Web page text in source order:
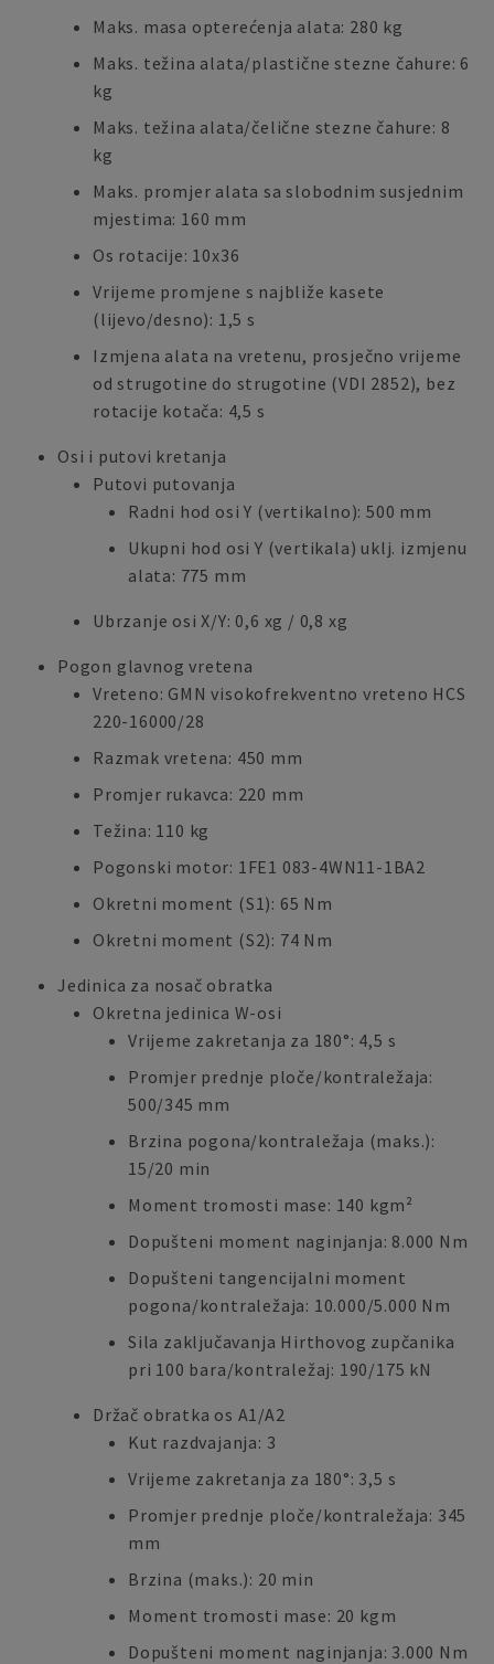
Maks. masa opterećenja alata: 280 kg
Maks. težina alata/plastične stezne čahure: 6
kg
Maks. težina alata/čelične stezne čahure: 8
kg
Maks. promjer alata sa slobodnim susjednim
mjestima: 160 mm
Os rotacije: 10x36
Vrijeme promjene s najbliže kasete
(lijevo/desno): 1,5 s
Izmjena alata na vretenu, prosječno vrijeme
od strugotine do strugotine (VDI 2852), bez
rotacije kotača: 4,5 s
Osi i putovi kretanja
Putovi putovanja
Radni hod osi Y (vertikalno): 500 mm
Ukupni hod osi Y (vertikala) uklj. izmjenu
alata: 775 mm
Ubrzanje osi X/Y: 0,6 xg / 0,8 xg
Pogon glavnog vretena
Vreteno: GMN visokofrekventno vreteno HCS
220-16000/28
Razmak vretena: 450 mm
Promjer rukavca: 220 mm
Težina: 110 kg
Pogonski motor: 1FE1 083-4WN11-1BA2
Okretni moment (S1): 65 Nm
Okretni moment (S2): 74 Nm
Jedinica za nosač obratka
Okretna jedinica W-osi
Vrijeme zakretanja za 180°: 4,5 s
Promjer prednje ploče/kontraležaja:
500/345 mm
Brzina pogona/kontraležaja (maks.):
15/20 min
Moment tromosti mase: 140 kgm²
Dopušteni moment naginjanja: 8.000 Nm
Dopušteni tangencijalni moment
pogona/kontraležaja: 10.000/5.000 Nm
Sila zaključavanja Hirthovog zupčanika
pri 100 bara/kontraležaj: 190/175 kN
Držač obratka os A1/A2
Kut razdvajanja: 3
Vrijeme zakretanja za 180°: 3,5 s
Promjer prednje ploče/kontraležaja: 345
mm
Brzina (maks.): 20 min
Moment tromosti mase: 20 kgm
Dopušteni moment naginjanja: 3.000 Nm